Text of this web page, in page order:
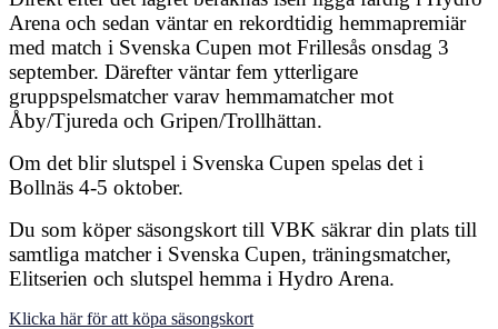
Arena och sedan väntar en rekordtidig hemmapremiär
med match i Svenska Cupen mot Frillesås onsdag 3
september. Därefter väntar fem ytterligare
gruppspelsmatcher varav hemmamatcher mot
Åby/Tjureda och Gripen/Trollhättan.
Om det blir slutspel i Svenska Cupen spelas det i
Bollnäs 4-5 oktober.
Du som köper säsongskort till VBK säkrar din plats till
samtliga matcher i Svenska Cupen, träningsmatcher,
Elitserien och slutspel hemma i Hydro Arena.
Klicka här för att köpa säsongskort